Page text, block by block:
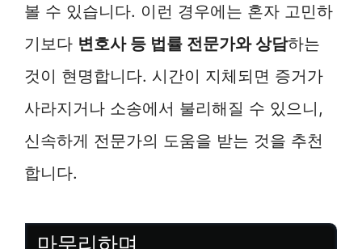
볼 수 있습니다. 이런 경우에는 혼자 고민하
기보다 변호사 등 법률 전문가와 상담하는
것이 현명합니다. 시간이 지체되면 증거가
사라지거나 소송에서 불리해질 수 있으니,
신속하게 전문가의 도움을 받는 것을 추천
합니다.
마무리하며